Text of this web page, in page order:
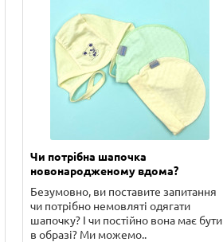
Чи потрібна шапочка
новонародженому вдома?
Безумовно, ви поставите запитання
чи потрібно немовляті одягати
шапочку? І чи постійно вона має бути
в образі? Ми можемо..